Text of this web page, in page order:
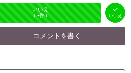
いいえ
（3件） いいえ
コメントを書く